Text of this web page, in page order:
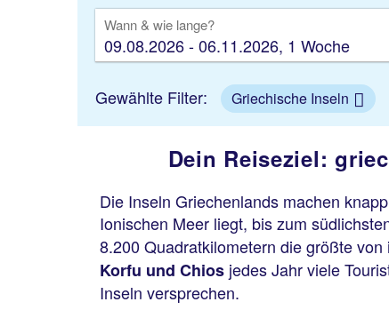
Wann & wie lange?
09.08.2026 - 06.11.2026, 1 Woche
Gewählte Filter: Griechische Inseln
Dein Reiseziel:
Die Inseln Griechenlands machen
Ionischen Meer liegt, bis zum
8.200 Quadratkilometern die größte
Korfu und Chios jedes Jahr viele
Inseln versprechen.